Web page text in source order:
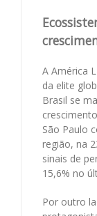
A América
da elite
Brasil se
São Paulo
região, na
sinais de
15,6% no
Por outro